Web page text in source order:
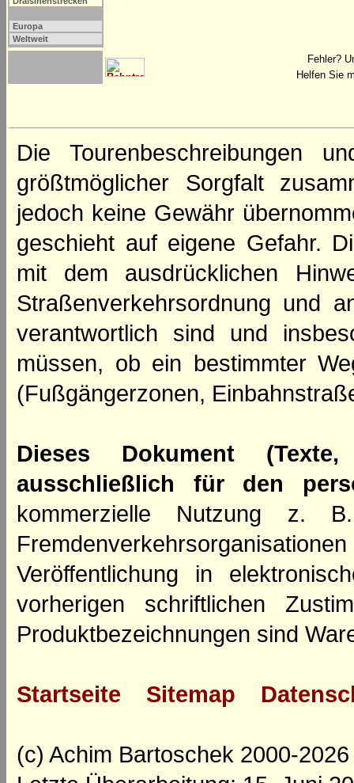
Europa
Weltweit
Fehler?
Helfen Sie
Die Tourenbeschreibungen
größtmöglicher Sorgfalt
jedoch keine Gewähr
geschieht auf eigene Gefahr.
mit dem ausdrücklichen
Straßenverkehrsordnung und
verantwortlich sind und
müssen, ob ein bestimmter
(Fußgängerzonen,
Dieses Dokument
ausschließlich für den
kommerzielle Nutzung z.
Veröffentlichung in
vorherigen schriftlichen
Produktbezeichnungen sind
Startseite Sitemap
(c) Achim Bartoschek 2000-2026